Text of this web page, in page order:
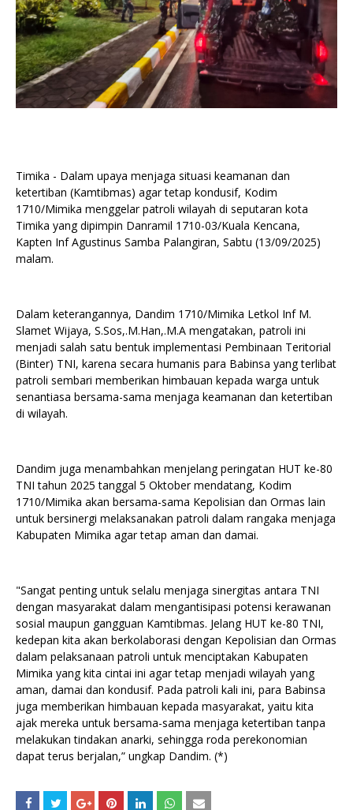
Timika - Dalam upaya menjaga situasi keamanan dan
ketertiban (Kamtibmas) agar tetap kondusif, Kodim
1710/Mimika menggelar patroli wilayah di seputaran kota
Timika yang dipimpin Danramil 1710-03/Kuala Kencana,
Kapten Inf Agustinus Samba Palangiran, Sabtu (13/09/2025)
malam.
Dalam keterangannya, Dandim 1710/Mimika Letkol Inf M.
Slamet Wijaya, S.Sos,.M.Han,.M.A mengatakan, patroli ini
menjadi salah satu bentuk implementasi Pembinaan Teritorial
(Binter) TNI, karena secara humanis para Babinsa yang terlibat
patroli sembari memberikan himbauan kepada warga untuk
senantiasa bersama-sama menjaga keamanan dan ketertiban
di wilayah.
Dandim juga menambahkan menjelang peringatan HUT ke-80
TNI tahun 2025 tanggal 5 Oktober mendatang, Kodim
1710/Mimika akan bersama-sama Kepolisian dan Ormas lain
untuk bersinergi melaksanakan patroli dalam rangaka menjaga
Kabupaten Mimika agar tetap aman dan damai.
"Sangat penting untuk selalu menjaga sinergitas antara TNI
dengan masyarakat dalam mengantisipasi potensi kerawanan
sosial maupun gangguan Kamtibmas. Jelang HUT ke-80 TNI,
kedepan kita akan berkolaborasi dengan Kepolisian dan Ormas
dalam pelaksanaan patroli untuk menciptakan Kabupaten
Mimika yang kita cintai ini agar tetap menjadi wilayah yang
aman, damai dan kondusif. Pada patroli kali ini, para Babinsa
juga memberikan himbauan kepada masyarakat, yaitu kita
ajak mereka untuk bersama-sama menjaga ketertiban tanpa
melakukan tindakan anarki, sehingga roda perekonomian
dapat terus berjalan,” ungkap Dandim. (*)